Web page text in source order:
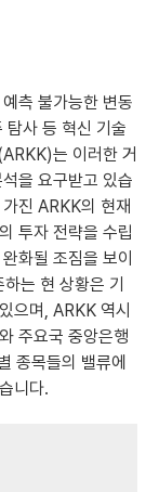
측 불가능한 변동
탐사 등 혁신 기술
는 이러한 거
을 요구받고 있습
진 ARKK의 현재
투자 전략을 수립
화될 조짐을 보이
는 현 상황은 기
으며, ARKK 역시
주요국 중앙은행
종목들의 밸류에
니다.